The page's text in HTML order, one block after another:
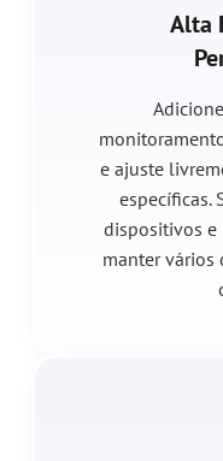
Alta
e ajuste
específicas.
dispositivos e
manter